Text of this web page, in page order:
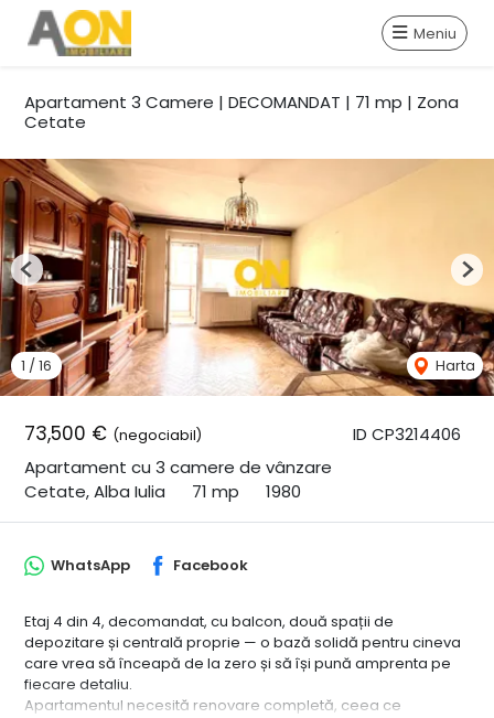
Meniu
Apartament 3 Camere | DECOMANDAT | 71 mp | Zona
Cetate
ID CP3214406
73,500 € (negociabil)
Apartament cu 3 camere de vânzare
Cetate, Alba Iulia
71 mp 1980
1 /16 Harta
Previous
WhatsApp Facebook
Etaj 4 din 4, decomandat, cu balcon, două spații de
depozitare și centrală proprie — o bază solidă pentru cineva
care vrea să înceapă de la zero și să își pună amprenta pe
fiecare detaliu.
Apartamentul necesită renovare completă, ceea ce